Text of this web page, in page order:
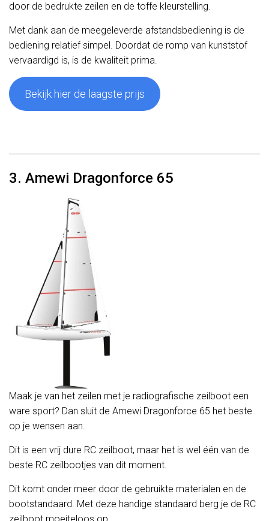
door de bedrukte zeilen en de toffe kleurstelling.
Met dank aan de meegeleverde afstandsbediening is de
bediening relatief simpel. Doordat de romp van kunststof
vervaardigd is, is de kwaliteit prima.
Bekijk hier de laagste prijs
3. Amewi Dragonforce 65
Maak je van het zeilen met je radiografische zeilboot een
ware sport? Dan sluit de Amewi Dragonforce 65 het beste
op je wensen aan.
Dit is een vrij dure RC zeilboot, maar het is wel één van de
beste RC zeilbootjes van dit moment.
Dit komt onder meer door de gebruikte materialen en de
bootstandaard. Met deze handige standaard berg je de RC